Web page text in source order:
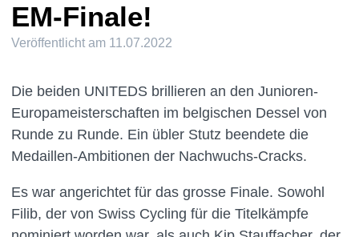
EM-Finale!
Veröffentlicht am 11.07.2022
Die beiden UNITEDS brillieren an den Junioren-
Europameisterschaften im belgischen Dessel von
Runde zu Runde. Ein übler Stutz beendete die
Medaillen-Ambitionen der Nachwuchs-Cracks.
Es war angerichtet für das grosse Finale. Sowohl
Filib, der von Swiss Cycling für die Titelkämpfe